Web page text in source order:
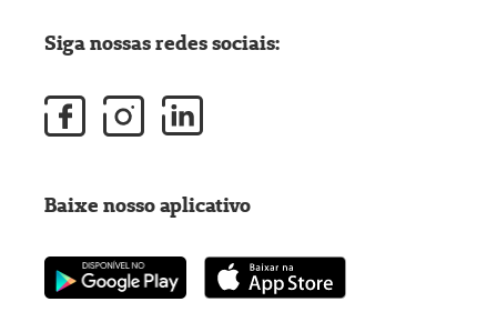
Siga nossas redes sociais:
Baixe nosso aplicativo